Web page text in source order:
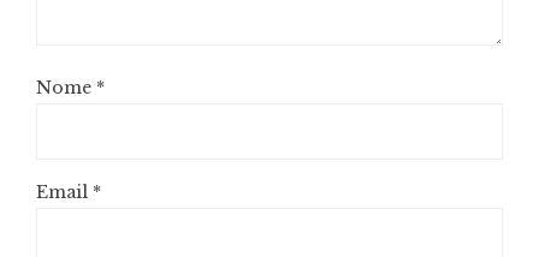
Nome *
Email *